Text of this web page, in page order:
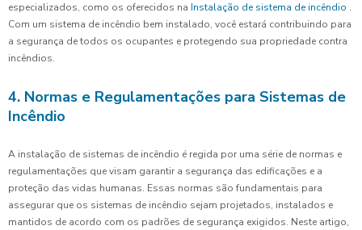
especializados, como os oferecidos na Instalação de sistema de incêndio .
Com um sistema de incêndio bem instalado, você estará contribuindo para
a segurança de todos os ocupantes e protegendo sua propriedade contra
incêndios.
4. Normas e Regulamentações para Sistemas de
Incêndio
A instalação de sistemas de incêndio é regida por uma série de normas e
regulamentações que visam garantir a segurança das edificações e a
proteção das vidas humanas. Essas normas são fundamentais para
assegurar que os sistemas de incêndio sejam projetados, instalados e
mantidos de acordo com os padrões de segurança exigidos. Neste artigo,